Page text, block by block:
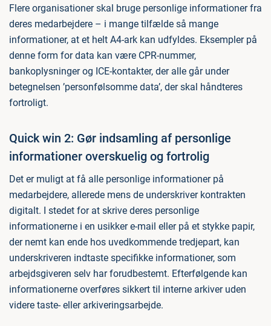
Flere organisationer skal bruge personlige informationer fra
deres medarbejdere – i mange tilfælde så mange
informationer, at et helt A4-ark kan udfyldes. Eksempler på
denne form for data kan være CPR-nummer,
bankoplysninger og ICE-kontakter, der alle går under
betegnelsen ’personfølsomme data’, der skal håndteres
fortroligt.
Quick win 2: Gør indsamling af personlige
informationer overskuelig og fortrolig
Det er muligt at få alle personlige informationer på
medarbejdere, allerede mens de underskriver kontrakten
digitalt. I stedet for at skrive deres personlige
informationerne i en usikker e-mail eller på et stykke papir,
der nemt kan ende hos uvedkommende tredjepart, kan
underskriveren indtaste specifikke informationer, som
arbejdsgiveren selv har forudbestemt. Efterfølgende kan
informationerne overføres sikkert til interne arkiver uden
videre taste- eller arkiveringsarbejde.